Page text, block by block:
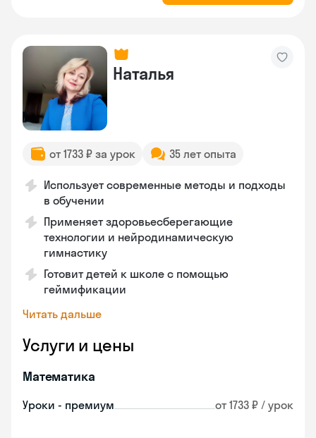
Наталья
от 1733 ₽ за урок 35 лет опыта
Использует современные методы и подходы
в обучении
Применяет здоровьесберегающие
технологии и нейродинамическую
гимнастику
Готовит детей к школе с помощью
геймификации
Читать дальше
Услуги и цены
Математика
Уроки - премиум от 1733 ₽ / урок